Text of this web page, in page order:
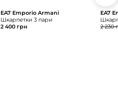
EA7 Emporio Armani
Шкарпетки 3 пари
2 400 грн
EA7
2 230